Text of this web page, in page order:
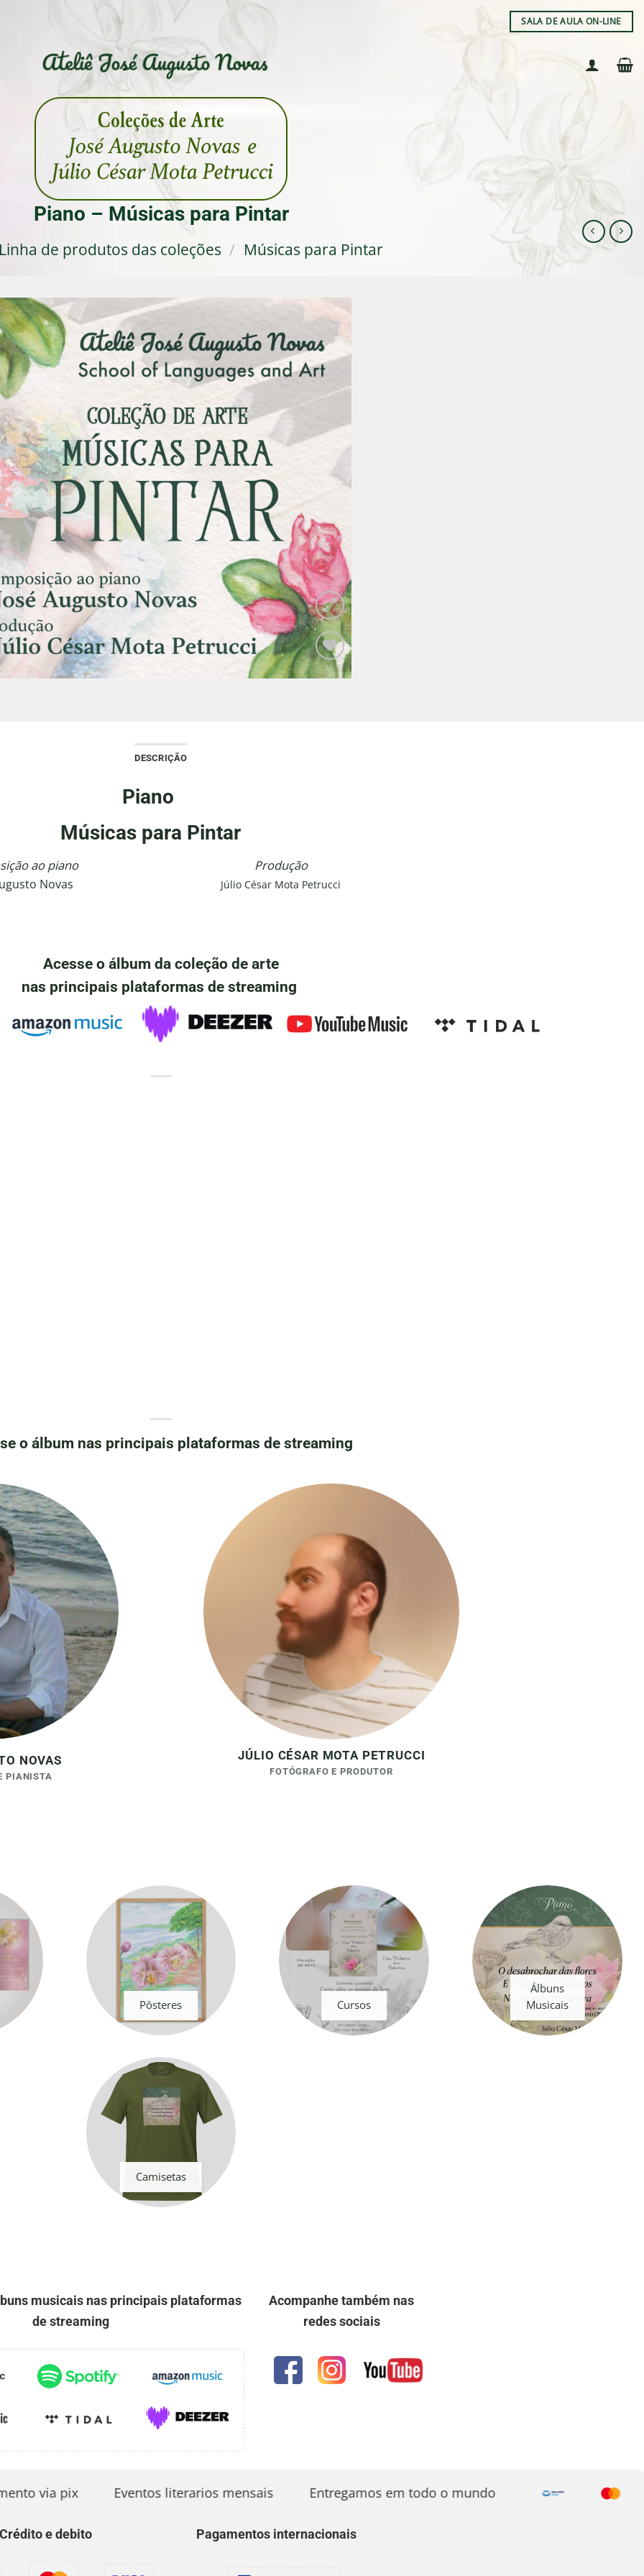
SALA DE AULA ON-LINE
Piano – Músicas para Pintar
de produtos das coleções / Músicas para Pintar
Adicionar
DESCRIÇÃO
Piano
Músicas para Pintar
ao piano
Novas
Produção
Júlio César Mota Petrucci
Acesse o álbum da coleção de arte
nas principais plataformas de streaming
o álbum nas principais plataformas de streaming
NOVAS
PIANISTA
JÚLIO CÉSAR MOTA PETRUCCI
FOTÓGRAFO E PRODUTOR
Pôsteres Cursos
Álbuns
Musicais
Camisetas
musicais nas principais plataformas
de streaming
Acompanhe também nas
redes sociais
via pix Eventos literarios mensais Entregamos em todo o mundo
Crédito e debito Pagamentos internacionais